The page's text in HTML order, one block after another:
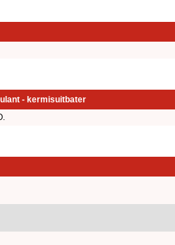
- kermisuitbater